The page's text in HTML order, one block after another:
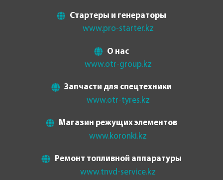
Стартеры и генераторы
www.pro-starter.kz
О нас
www.otr-group.kz
Запчасти для спецтехники
www.otr-tyres.kz
Магазин режущих элементов
www.koronki.kz
Ремонт топливной аппаратуры
www.tnvd-service.kz